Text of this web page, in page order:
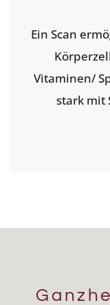
Ein Scan
Vitaminen/
stark mit